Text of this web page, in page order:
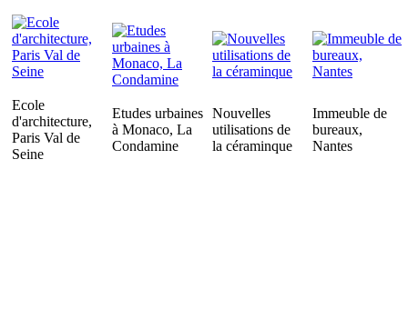
Ecole
d'architecture,
Paris Val de
Seine
Etudes urbaines
à Monaco, La
Condamine
Nouvelles
utilisations de
la céraminque
Immeuble de
bureaux,
Nantes